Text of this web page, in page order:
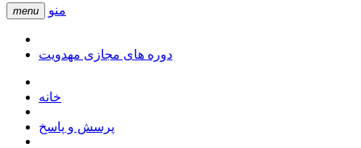
menu منو
دوره های مجازی مهدویت
خانه
پرسش و پاسخ